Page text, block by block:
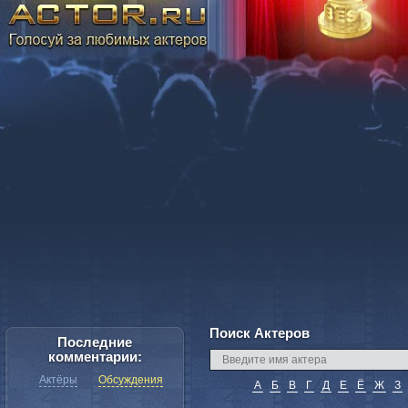
Поиск Актеров
А Б В Г Д Е Ё Ж З
Последние
комментарии:
Актёры Обсуждения